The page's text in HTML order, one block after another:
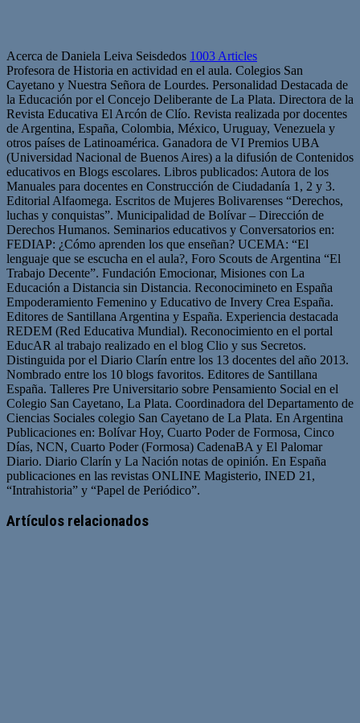
Acerca de Daniela Leiva Seisdedos 1003 Articles
Profesora de Historia en actividad en el aula. Colegios San
Cayetano y Nuestra Señora de Lourdes. Personalidad Destacada de
la Educación por el Concejo Deliberante de La Plata. Directora de la
Revista Educativa El Arcón de Clío. Revista realizada por docentes
de Argentina, España, Colombia, México, Uruguay, Venezuela y
otros países de Latinoamérica. Ganadora de VI Premios UBA
(Universidad Nacional de Buenos Aires) a la difusión de Contenidos
educativos en Blogs escolares. Libros publicados: Autora de los
Manuales para docentes en Construcción de Ciudadanía 1, 2 y 3.
Editorial Alfaomega. Escritos de Mujeres Bolivarenses “Derechos,
luchas y conquistas”. Municipalidad de Bolívar – Dirección de
Derechos Humanos. Seminarios educativos y Conversatorios en:
FEDIAP: ¿Cómo aprenden los que enseñan? UCEMA: “El
lenguaje que se escucha en el aula?, Foro Scouts de Argentina “El
Trabajo Decente”. Fundación Emocionar, Misiones con La
Educación a Distancia sin Distancia. Reconocimineto en España
Empoderamiento Femenino y Educativo de Invery Crea España.
Editores de Santillana Argentina y España. Experiencia destacada
REDEM (Red Educativa Mundial). Reconocimiento en el portal
EducAR al trabajo realizado en el blog Clio y sus Secretos.
Distinguida por el Diario Clarín entre los 13 docentes del año 2013.
Nombrado entre los 10 blogs favoritos. Editores de Santillana
España. Talleres Pre Universitario sobre Pensamiento Social en el
Colegio San Cayetano, La Plata. Coordinadora del Departamento de
Ciencias Sociales colegio San Cayetano de La Plata. En Argentina
Publicaciones en: Bolívar Hoy, Cuarto Poder de Formosa, Cinco
Días, NCN, Cuarto Poder (Formosa) CadenaBA y El Palomar
Diario. Diario Clarín y La Nación notas de opinión. En España
publicaciones en las revistas ONLINE Magisterio, INED 21,
“Intrahistoria” y “Papel de Periódico”.
web
Artículos relacionados